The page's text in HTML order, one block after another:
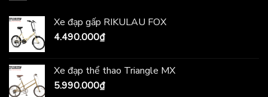
Xe đạp gấp RIKULAU FOX
4.490.000₫
Xe đạp thể thao Triangle MX
5.990.000₫